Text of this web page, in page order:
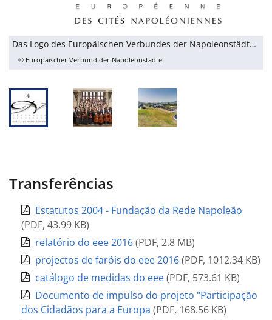
Das Logo des Europäischen Verbundes der Napoleonstädte Europäischer Verbund der Napoleonstädte
© Europäischer Verbund der Napoleonstädte
Transferências
Estatutos 2004 - Fundação da Rede Napoleão
(PDF, 43.99 KB)
relatório do eee 2016(PDF, 2.8 MB)
projectos de faróis do eee 2016(PDF, 1012.34 KB)
catálogo de medidas do eee(PDF, 573.61 KB)
Documento de impulso do projeto "Participação
dos Cidadãos para a Europa (PDF, 168.56 KB)